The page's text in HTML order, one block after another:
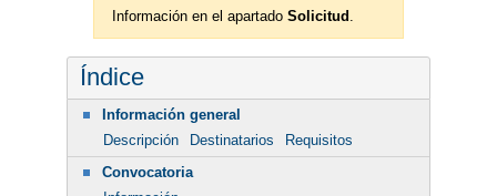
Información en el apartado Solicitud .
Índice
Información general
Descripción
Destinatarios
Requisitos
Convocatoria